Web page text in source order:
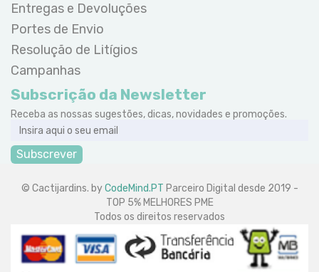
Entregas e Devoluções
Portes de Envio
Resolução de Litígios
Campanhas
Subscrição da Newsletter
Receba as nossas sugestões, dicas, novidades e promoções.
Subscrever
© Cactijardins. byCodeMind.PT Parceiro Digital desde 2019 -
TOP 5% MELHORES PME
Todos os direitos reservados